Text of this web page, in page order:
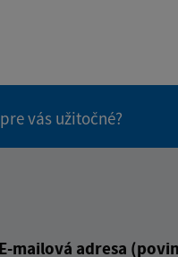
vás užitočné?
E-mailová adresa